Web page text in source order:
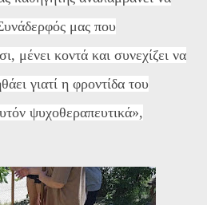
μας που
μένει κοντά και συνεχίζει να
γιατί η φροντίδα του
ψυχοθεραπευτικά»,